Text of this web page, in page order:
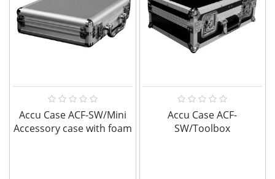
Accu Case ACF-SW/Mini
Accessory case with foam
Accu Case ACF-
SW/Toolbox